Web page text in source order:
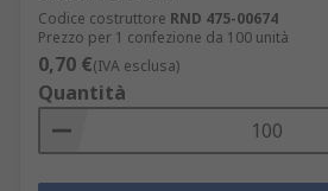
Codice costruttore RND 475-00674
Prezzo per 1 confezione da 100 unità
0,70 €(IVA esclusa)
Quantità